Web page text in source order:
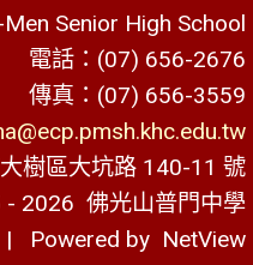
Senior High School
電話：(07) 656-2676
傳真：(07) 656-3559
樹區大坑路 140-11 號
- 2026 佛光山普門中學
| Powered by NetView